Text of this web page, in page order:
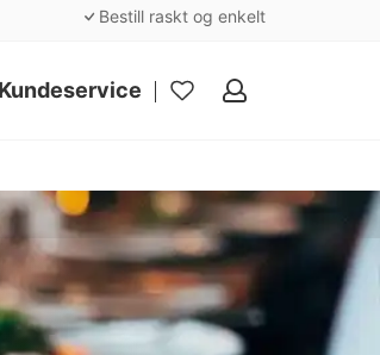
Bestill raskt og enkelt
Kundeservice
Mine